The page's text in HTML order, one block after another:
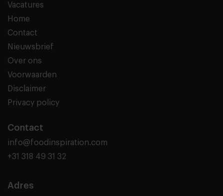
Vacatures
Home
Contact
Nieuwsbrief
Over ons
Voorwaarden
Disclaimer
Privacy policy
Contact
info@foodinspiration.com
+31 318 49 31 32
Adres